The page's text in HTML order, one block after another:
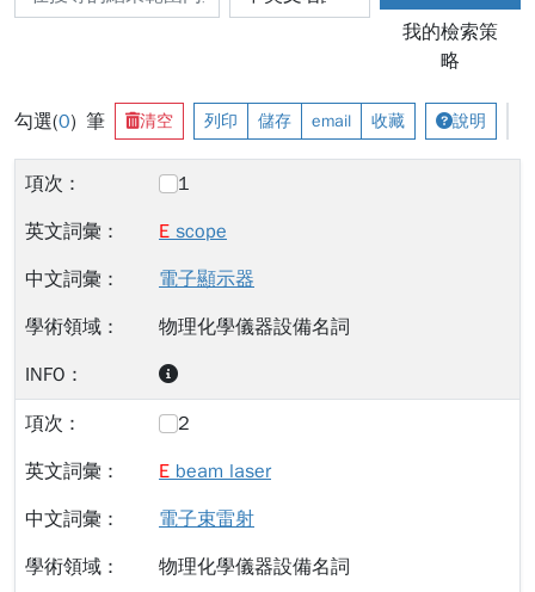
我的檢索策
略
勾選(0) 筆 清空 列印 儲存 email 收藏 說明
1
E scope
電子顯示器
物理化學儀器設備名詞
2
E beam laser
電子束雷射
物理化學儀器設備名詞